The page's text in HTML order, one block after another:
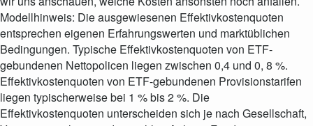
Modellhinweis: Die ausgewiesenen Effektivkostenquoten
entsprechen eigenen Erfahrungswerten und marktüblichen
Bedingungen. Typische Effektivkostenquoten von ETF-
gebundenen Nettopolicen liegen zwischen 0,4 und 0, 8 %.
Effektivkostenquoten von ETF-gebundenen Provisionstarifen
liegen typischerweise bei 1 % bis 2 %. Die
Effektivkostenquoten unterscheiden sich je nach Gesellschaft,